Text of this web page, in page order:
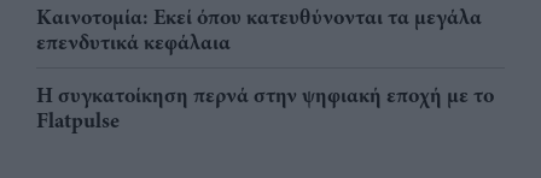
Καινοτομία: Εκεί όπου κατευθύνονται τα μεγάλα
επενδυτικά κεφάλαια
Η συγκατοίκηση περνά στην ψηφιακή εποχή με το
Flatpulse